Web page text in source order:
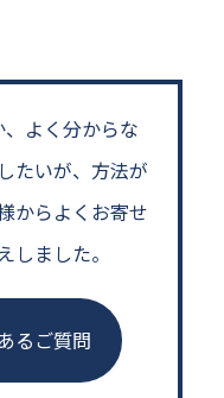
、よく分からな
たいが、方法が
からよくお寄せ
しました。
るご質問